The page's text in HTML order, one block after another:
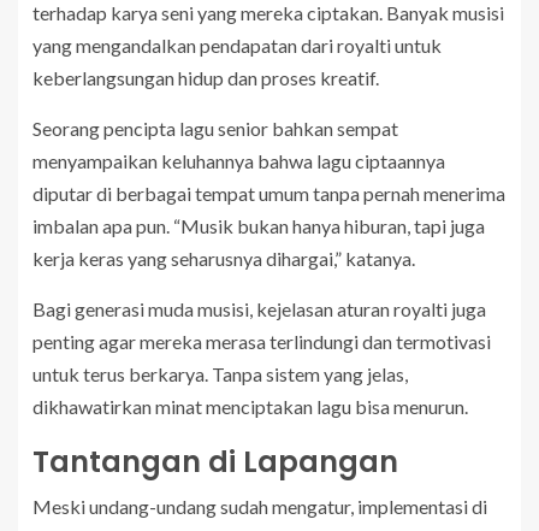
terhadap karya seni yang mereka ciptakan. Banyak musisi
yang mengandalkan pendapatan dari royalti untuk
keberlangsungan hidup dan proses kreatif.
Seorang pencipta lagu senior bahkan sempat
menyampaikan keluhannya bahwa lagu ciptaannya
diputar di berbagai tempat umum tanpa pernah menerima
imbalan apa pun. “Musik bukan hanya hiburan, tapi juga
kerja keras yang seharusnya dihargai,” katanya.
Bagi generasi muda musisi, kejelasan aturan royalti juga
penting agar mereka merasa terlindungi dan termotivasi
untuk terus berkarya. Tanpa sistem yang jelas,
dikhawatirkan minat menciptakan lagu bisa menurun.
Tantangan di Lapangan
Meski undang-undang sudah mengatur, implementasi di